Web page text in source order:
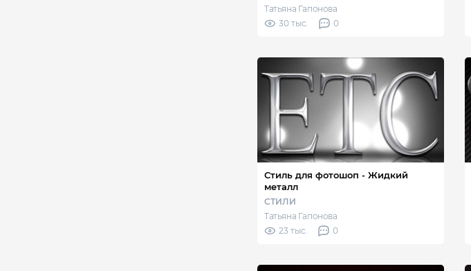
Татьяна Гапонова
30 тыс.
0
Стиль для фотошоп - Жидкий
металл
СТИЛИ
Татьяна Гапонова
23 тыс.
0